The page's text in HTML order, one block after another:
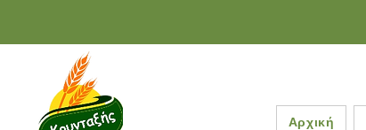
Αρχική